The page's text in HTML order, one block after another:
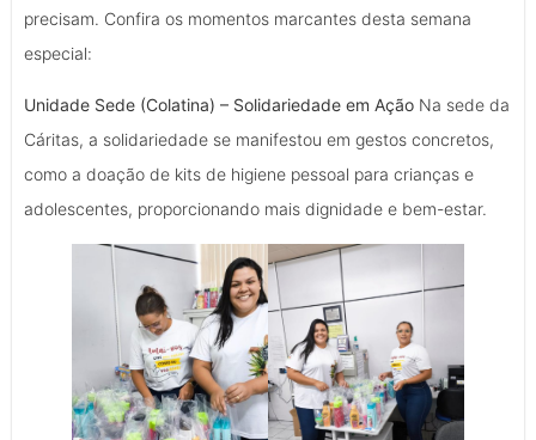
precisam. Confira os momentos marcantes desta semana
especial:
Unidade Sede (Colatina) – Solidariedade em Ação Na sede da
Cáritas, a solidariedade se manifestou em gestos concretos,
como a doação de kits de higiene pessoal para crianças e
adolescentes, proporcionando mais dignidade e bem-estar.